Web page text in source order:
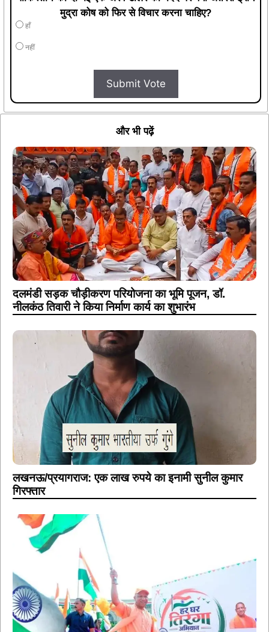
मुद्रा कोष को फिर से विचार करना चाहिए?
हाँ
नहीं
Submit Vote
और भी पढ़ें
दलमंडी सड़क चौड़ीकरण परियोजना का भूमि पूजन, डॉ.
नीलकंठ तिवारी ने किया निर्माण कार्य का शुभारंभ
लखनऊ/प्रयागराज: एक लाख रुपये का इनामी सुनील कुमार
गिरफ्तार